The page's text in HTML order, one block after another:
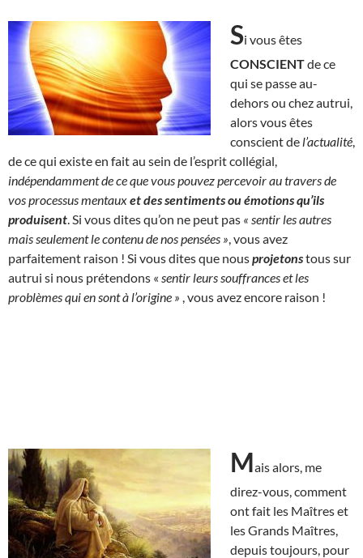
Si vous êtes
CONSCIENTde ce
qui se passe au-
dehors ou chez autrui,
alors vous êtes
conscient de l’actualité
de ce qui existe en fait au sein de l’esprit collégial,
indépendamment de ce que vous pouvez percevoir au travers de
vos processus mentauxet des sentiments ou émotions qu’ils
produisent . Si vous dites qu’on ne peut pas « sentir les autres
mais seulement le contenu de nos pensées » , vous avez
parfaitement raison ! Si vous dites que nousprojetonstous sur
autrui si nous prétendons « sentir leurs souffrances et les
problèmes qui en sont à l’origine » , vous avez encore raison !
Mais alors, me
direz-vous, comment
ont fait les Maîtres et
les Grands Maîtres,
depuis toujours, pour